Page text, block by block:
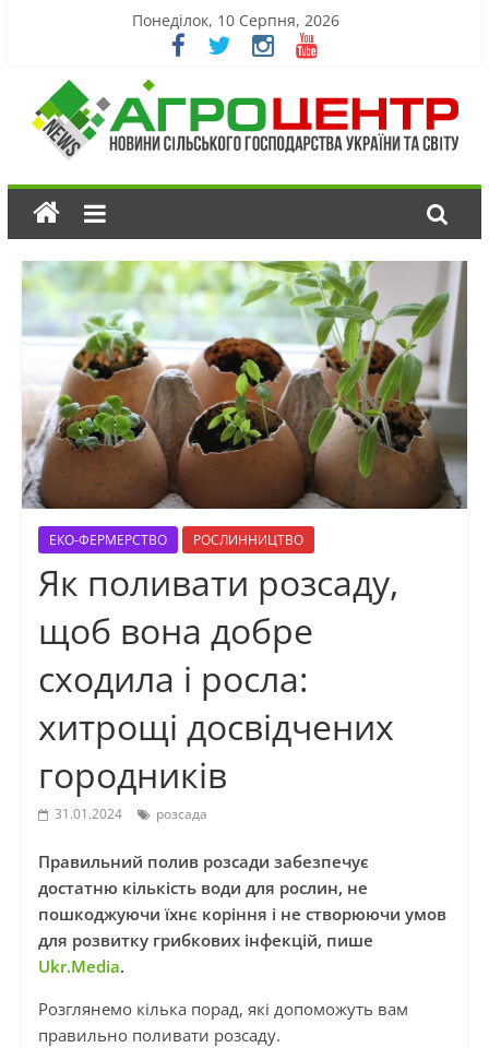
Понеділок, 10 Серпня, 2026
ЕКО-ФЕРМЕРСТВО РОСЛИННИЦТВО
Як поливати розсаду,
щоб вона добре
сходила і росла:
хитрощі досвідчених
городників
31.01.2024 розсада
Правильний полив розсади забезпечує
достатню кількість води для рослин, не
пошкоджуючи їхнє коріння і не створюючи умов
для розвитку грибкових інфекцій, пише
Ukr.Media.
Розглянемо кілька порад, які допоможуть вам
правильно поливати розсаду.